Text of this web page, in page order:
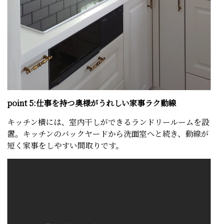
point 5:仕事を持つ奥様がうれしい家事ラク動線
キッチン横には、室内干しができるランドリールームを設
置。キッチンのバックヤードから洗面室へと続き、動線が
短く家事をしやすい間取りです。